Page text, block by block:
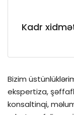
Kadr
Bizim
ekspertiza,
konsaltinqi,